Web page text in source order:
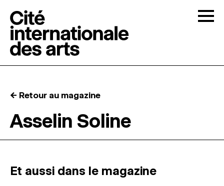
RÉSIDENCES ↓
ATELIERS OUVERTS
← Retour au magazine
Asselin Soline
Et aussi dans le magazine